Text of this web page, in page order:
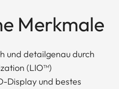
Merkmale
und detailgenau durch
(LIO™)
Display und bestes